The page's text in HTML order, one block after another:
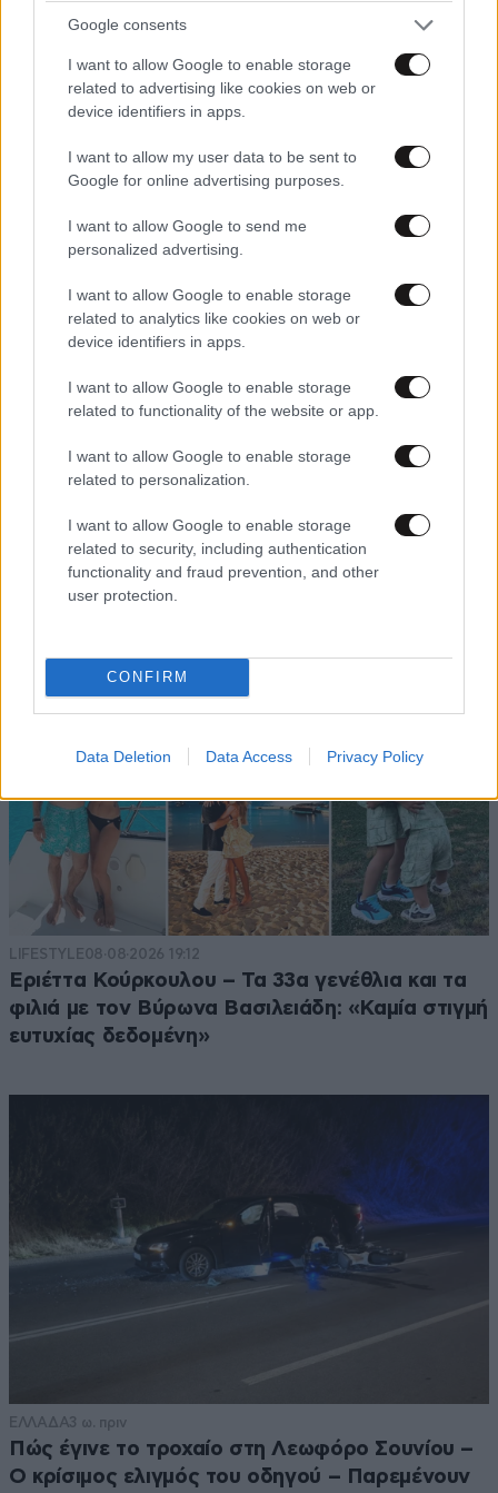
Google consents
I want to allow Google to enable storage
related to advertising like cookies on web or
device identifiers in apps.
I want to allow my user data to be sent to
Google for online advertising purposes.
I want to allow Google to send me
personalized advertising.
I want to allow Google to enable storage
related to analytics like cookies on web or
device identifiers in apps.
I want to allow Google to enable storage
related to functionality of the website or app.
I want to allow Google to enable storage
related to personalization.
I want to allow Google to enable storage
related to security, including authentication
functionality and fraud prevention, and other
user protection.
CONFIRM
Data Deletion Data Access Privacy Policy
LIFESTYLE08·08·2026 19:12
Εριέττα Κούρκουλου – Τα 33α γενέθλια και τα
φιλιά με τον Βύρωνα Βασιλειάδη: «Καμία στιγμή
ευτυχίας δεδομένη»
ΕΛΛΑΔΑ3 ω. πριν
Πώς έγινε το τροχαίο στη Λεωφόρο Σουνίου –
Ο κρίσιμος ελιγμός του οδηγού – Παρεμένουν